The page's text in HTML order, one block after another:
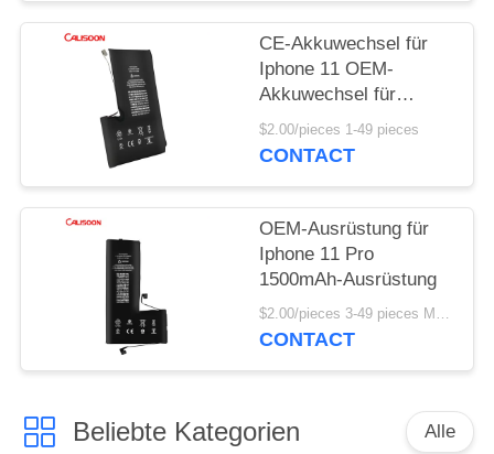
CE-Akkuwechsel für
Iphone 11 OEM-
Akkuwechsel für
Iphone 11
$2.00/pieces 1-49 pieces
CONTACT
OEM-Ausrüstung für
Iphone 11 Pro
1500mAh-Ausrüstung
$2.00/pieces 3-49 pieces MOQ:3 Stücke
CONTACT
Beliebte Kategorien Alle